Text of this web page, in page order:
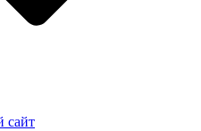
сайт